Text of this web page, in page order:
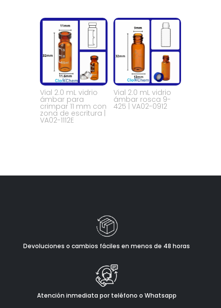
Vial 2.0 mL vidrio
ámbar para
crimpar 11 mm con
zona de escritura |
VA02-1112E
Vial 2.0 mL vidrio
ámbar rosca 9-
425 | VA02-0912
Devoluciones o cambios fáciles en menos de 48 horas
Atención inmediata por teléfono o Whatsapp